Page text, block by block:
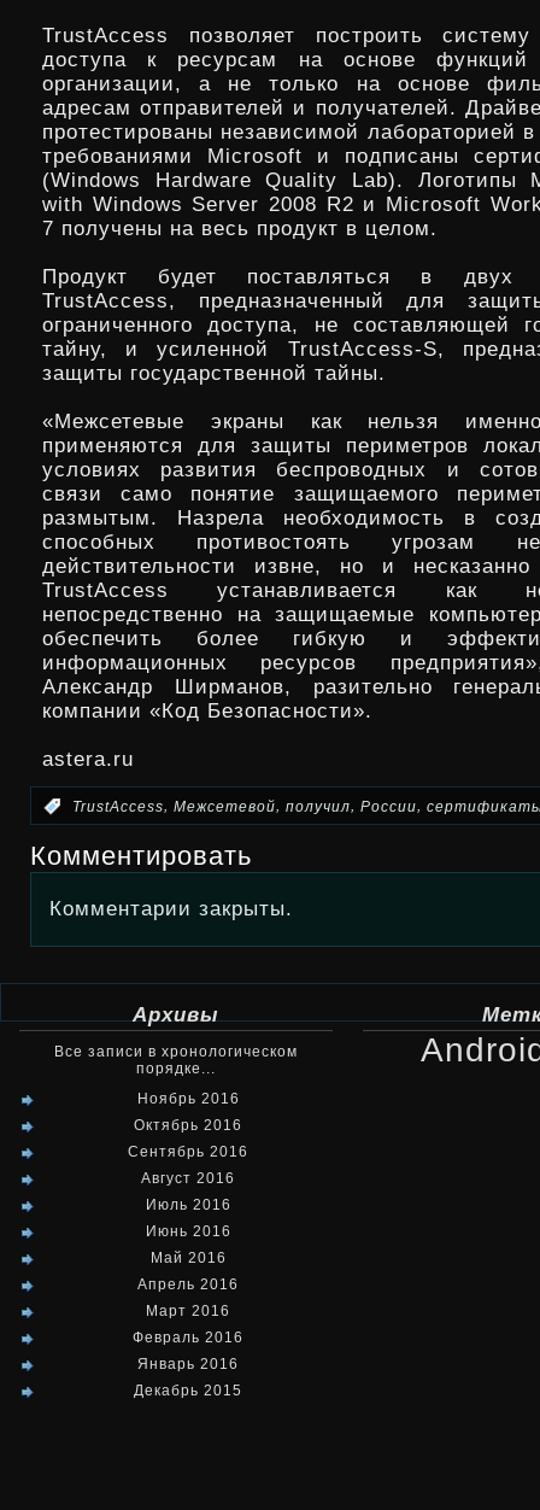
TrustAccess позволяет построить систему
доступа к ресурсам на основе функций
организации, а не только на основе
адресам отправителей и получателей.
протестированы независимой лабораторией в
требованиями Microsoft и подписаны
(Windows Hardware Quality Lab). Логотипы
with Windows Server 2008 R2 и Microsoft
7 получены на весь продукт в целом.
Продукт будет поставляться в двух
TrustAccess, предназначенный для
ограниченного доступа, не составляющей
тайну, и усиленной TrustAccess-S,
защиты государственной тайны.
«Межсетевые экраны как нельзя
применяются для защиты периметров
условиях развития беспроводных и
связи само понятие защищаемого
размытым. Назрела необходимость в
способных противостоять
действительности извне, но и
TrustAccess устанавливается как
непосредственно на защищаемые
обеспечить более гибкую и
информационных ресурсов
Александр Ширманов, разительно
компании «Код Безопасности».
astera.ru
TrustAccess, Межсетевой, получил, России,
Комментировать
Комментарии закрыты.
Архивы
Все записи в хронологическом
порядке...
Ноябрь 2016
Октябрь 2016
Сентябрь 2016
Август 2016
Июль 2016
Июнь 2016
Май 2016
Апрель 2016
Март 2016
Февраль 2016
Январь 2016
Декабрь 2015